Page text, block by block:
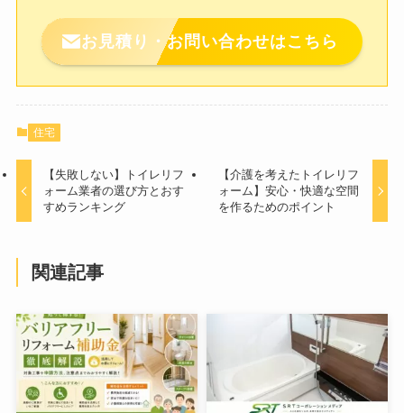
お見積り・お問い合わせはこちら
住宅
【失敗しない】トイレリフ
ォーム業者の選び方とおす
すめランキング
【介護を考えたトイレリフ
ォーム】安心・快適な空間
を作るためのポイント
関連記事